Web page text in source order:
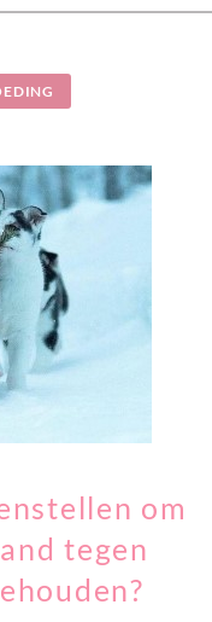
om
tegen